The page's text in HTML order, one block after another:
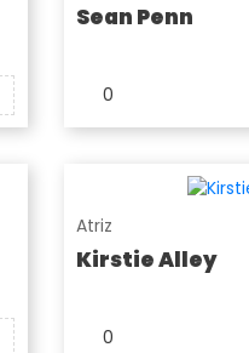
Sean Penn
0
Atriz
Kirstie Alley
0